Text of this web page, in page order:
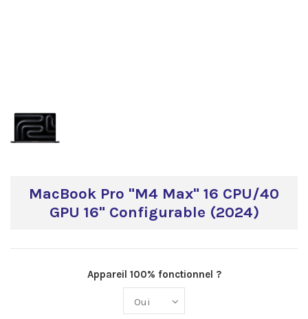
MacBook Pro "M4 Max" 16 CPU/40
GPU 16" Configurable (2024)
Appareil 100% fonctionnel ?